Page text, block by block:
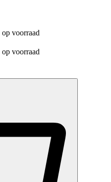
op voorraad
op voorraad